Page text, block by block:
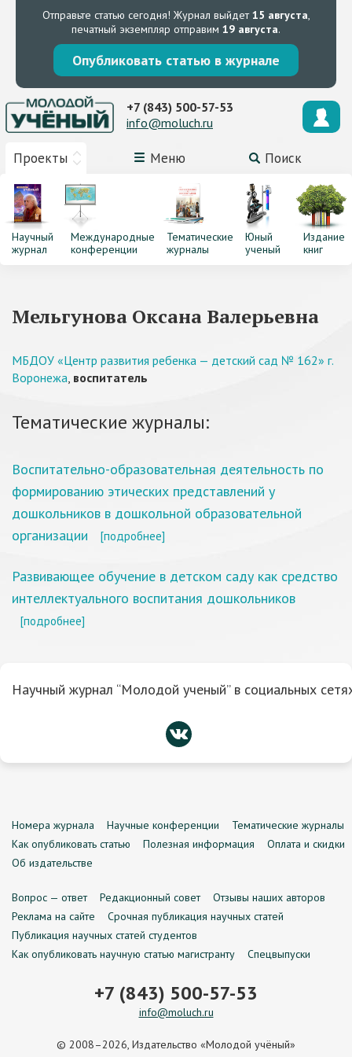
Отправьте статью сегодня! Журнал выйдет15 августа,
печатный экземпляр отправим 19 августа.
Опубликовать статью в журнале
Проекты Меню Поиск
+7 (843) 500-57-53
info@moluch.ru
Научный
журнал
Международные
конференции
Тематические
журналы
Юный
ученый
Издание
книг
Мельгунова Оксана Валерьевна
МБДОУ «Центр развития ребенка — детский сад № 162» г.
Воронежа, воспитатель
Тематические журналы:
Воспитательно-образовательная деятельность по
формированию этических представлений у
дошкольников в дошкольной образовательной
организации
[подробнее]
Развивающее обучение в детском саду как средство
интеллектуального воспитания дошкольников
[подробнее]
Научный журнал “Молодой ученый” в социальных
Номера журнала Научные конференции
Тематические журналы
Как опубликовать статью
Полезная информация
Оплата и скидки
Об издательстве
Вопрос — ответ Редакционный совет
Отзывы наших авторов
Реклама на сайте
Срочная публикация научных статей
Публикация научных статей студентов
Как опубликовать научную статью магистранту
Спецвыпуски
+7 (843) 500-57-53
info@moluch.ru
© 2008–2026, Издательство «Молодой учёный»